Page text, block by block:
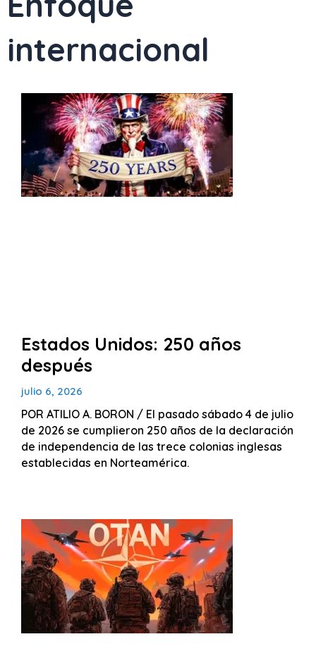
internacional
Estados Unidos: 250 años
después
julio 6, 2026
POR ATILIO A. BORON / El pasado sábado 4 de julio
de 2026 se cumplieron 250 años de la declaración
de independencia de las trece colonias inglesas
establecidas en Norteamérica.
Page Page Page Page Page